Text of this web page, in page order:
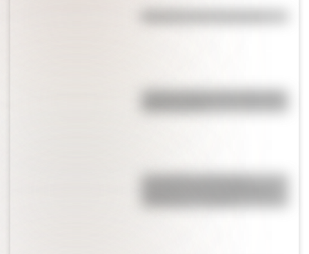
¿Sabías cuál fue la mascota de
Los poderes del Estado